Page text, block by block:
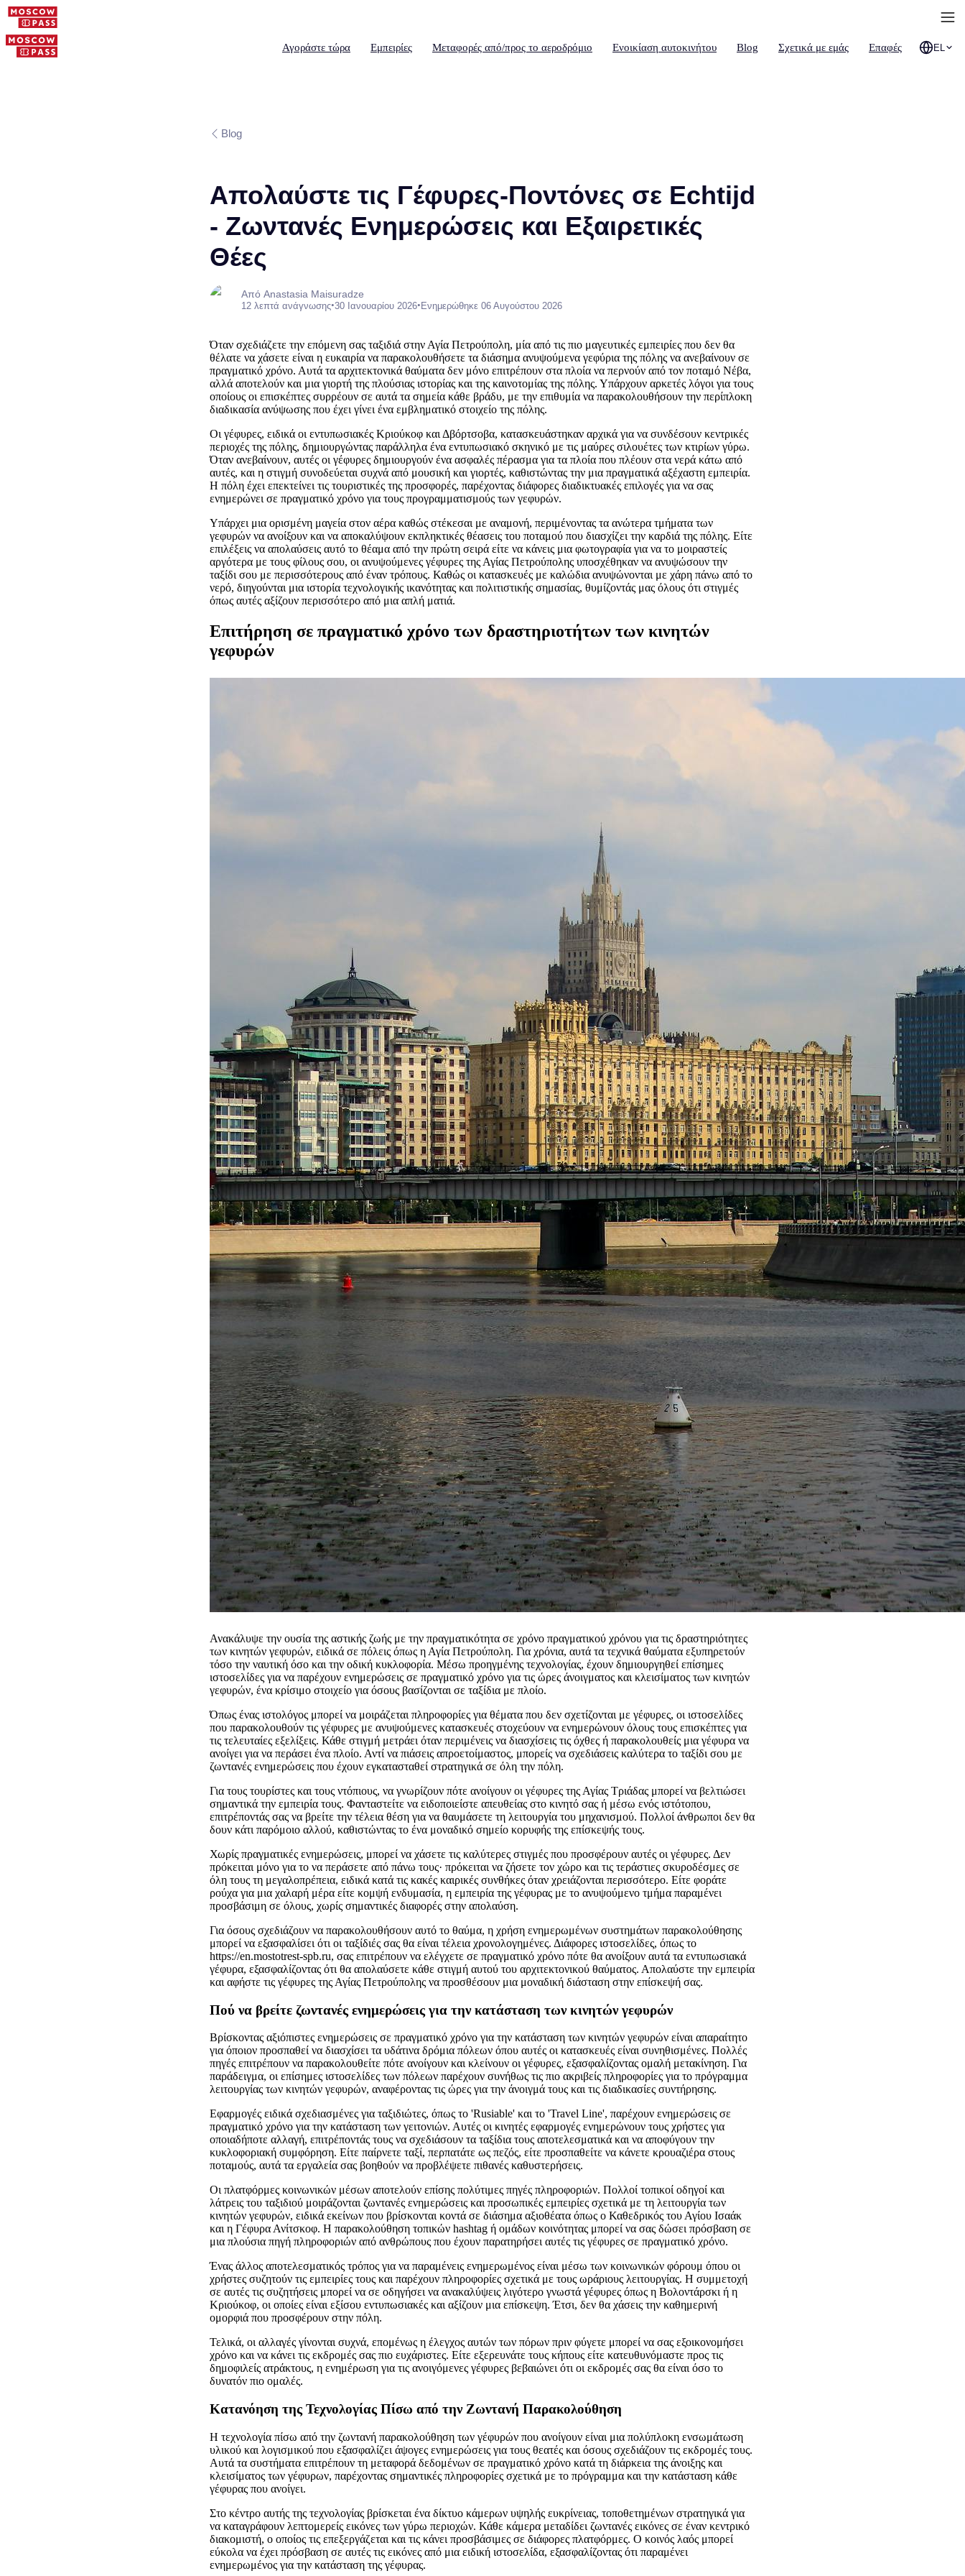
Αγοράστε τώρα Εμπειρίες Μεταφορές από/προς το αεροδρόμιο Ενοικίαση αυτοκινήτου Blog Σχετικά με εμάς Επαφές EL
Blog
Απολαύστε τις Γέφυρες-Ποντόνες σε Εchtijd
- Ζωντανές Ενημερώσεις και Εξαιρετικές
Θέες
Από Anastasia Maisuradze
12 λεπτά ανάγνωσης•30 Ιανουαρίου 2026•Ενημερώθηκε 06 Αυγούστου 2026
Όταν σχεδιάζετε την επόμενη σας ταξιδιά στην Αγία Πετρούπολη, μία από τις πιο μαγευτικές εμπειρίες που δεν θα
θέλατε να χάσετε είναι η ευκαιρία να παρακολουθήσετε τα διάσημα ανυψούμενα γεφύρια της πόλης να ανεβαίνουν σε
πραγματικό χρόνο. Αυτά τα αρχιτεκτονικά θαύματα δεν μόνο επιτρέπουν στα πλοία να περνούν από τον ποταμό Νέβα,
αλλά αποτελούν και μια γιορτή της πλούσιας ιστορίας και της καινοτομίας της πόλης. Υπάρχουν αρκετές λόγοι για τους
οποίους οι επισκέπτες συρρέουν σε αυτά τα σημεία κάθε βράδυ, με την επιθυμία να παρακολουθήσουν την περίπλοκη
διαδικασία ανύψωσης που έχει γίνει ένα εμβληματικό στοιχείο της πόλης.
Οι γέφυρες, ειδικά οι εντυπωσιακές Κριούκοφ και Δβόρτσοβα, κατασκευάστηκαν αρχικά για να συνδέσουν κεντρικές
περιοχές της πόλης, δημιουργώντας παράλληλα ένα εντυπωσιακό σκηνικό με τις μαύρες σιλουέτες των κτιρίων γύρω.
Όταν ανεβαίνουν, αυτές οι γέφυρες δημιουργούν ένα ασφαλές πέρασμα για τα πλοία που πλέουν στα νερά κάτω από
αυτές, και η στιγμή συνοδεύεται συχνά από μουσική και γιορτές, καθιστώντας την μια πραγματικά αξέχαστη εμπειρία.
Η πόλη έχει επεκτείνει τις τουριστικές της προσφορές, παρέχοντας διάφορες διαδικτυακές επιλογές για να σας
ενημερώνει σε πραγματικό χρόνο για τους προγραμματισμούς των γεφυρών.
Υπάρχει μια ορισμένη μαγεία στον αέρα καθώς στέκεσαι με αναμονή, περιμένοντας τα ανώτερα τμήματα των
γεφυρών να ανοίξουν και να αποκαλύψουν εκπληκτικές θέασεις του ποταμού που διασχίζει την καρδιά της πόλης. Είτε
επιλέξεις να απολαύσεις αυτό το θέαμα από την πρώτη σειρά είτε να κάνεις μια φωτογραφία για να το μοιραστείς
αργότερα με τους φίλους σου, οι ανυψούμενες γέφυρες της Αγίας Πετρούπολης υποσχέθηκαν να ανυψώσουν την
ταξίδι σου με περισσότερους από έναν τρόπους. Καθώς οι κατασκευές με καλώδια ανυψώνονται με χάρη πάνω από το
νερό, διηγούνται μια ιστορία τεχνολογικής ικανότητας και πολιτιστικής σημασίας, θυμίζοντάς μας όλους ότι στιγμές
όπως αυτές αξίζουν περισσότερο από μια απλή ματιά.
Επιτήρηση σε πραγματικό χρόνο των δραστηριοτήτων των κινητών
γεφυρών
Ανακάλυψε την ουσία της αστικής ζωής με την πραγματικότητα σε χρόνο πραγματικού χρόνου για τις δραστηριότητες
των κινητών γεφυρών, ειδικά σε πόλεις όπως η Αγία Πετρούπολη. Για χρόνια, αυτά τα τεχνικά θαύματα εξυπηρετούν
τόσο την ναυτική όσο και την οδική κυκλοφορία. Μέσω προηγμένης τεχνολογίας, έχουν δημιουργηθεί επίσημες
ιστοσελίδες για να παρέχουν ενημερώσεις σε πραγματικό χρόνο για τις ώρες άνοιγματος και κλεισίματος των κινητών
γεφυρών, ένα κρίσιμο στοιχείο για όσους βασίζονται σε ταξίδια με πλοίο.
Όπως ένας ιστολόγος μπορεί να μοιράζεται πληροφορίες για θέματα που δεν σχετίζονται με γέφυρες, οι ιστοσελίδες
που παρακολουθούν τις γέφυρες με ανυψούμενες κατασκευές στοχεύουν να ενημερώνουν όλους τους επισκέπτες για
τις τελευταίες εξελίξεις. Κάθε στιγμή μετράει όταν περιμένεις να διασχίσεις τις όχθες ή παρακολουθείς μια γέφυρα να
ανοίγει για να περάσει ένα πλοίο. Αντί να πιάσεις απροετοίμαστος, μπορείς να σχεδιάσεις καλύτερα το ταξίδι σου με
ζωντανές ενημερώσεις που έχουν εγκατασταθεί στρατηγικά σε όλη την πόλη.
Για τους τουρίστες και τους ντόπιους, να γνωρίζουν πότε ανοίγουν οι γέφυρες της Αγίας Τριάδας μπορεί να βελτιώσει
σημαντικά την εμπειρία τους. Φανταστείτε να ειδοποιείστε απευθείας στο κινητό σας ή μέσω ενός ιστότοπου,
επιτρέποντάς σας να βρείτε την τέλεια θέση για να θαυμάσετε τη λειτουργία του μηχανισμού. Πολλοί άνθρωποι δεν θα
δουν κάτι παρόμοιο αλλού, καθιστώντας το ένα μοναδικό σημείο κορυφής της επίσκεψής τους.
Χωρίς πραγματικές ενημερώσεις, μπορεί να χάσετε τις καλύτερες στιγμές που προσφέρουν αυτές οι γέφυρες. Δεν
πρόκειται μόνο για το να περάσετε από πάνω τους· πρόκειται να ζήσετε τον χώρο και τις τεράστιες σκυροδέσμες σε
όλη τους τη μεγαλοπρέπεια, ειδικά κατά τις κακές καιρικές συνθήκες όταν χρειάζονται περισσότερο. Είτε φοράτε
ρούχα για μια χαλαρή μέρα είτε κομψή ενδυμασία, η εμπειρία της γέφυρας με το ανυψούμενο τμήμα παραμένει
προσβάσιμη σε όλους, χωρίς σημαντικές διαφορές στην απολαύση.
Για όσους σχεδιάζουν να παρακολουθήσουν αυτό το θαύμα, η χρήση ενημερωμένων συστημάτων παρακολούθησης
μπορεί να εξασφαλίσει ότι οι ταξίδιές σας θα είναι τέλεια χρονολογημένες. Διάφορες ιστοσελίδες, όπως το
https://en.mostotrest-spb.ru, σας επιτρέπουν να ελέγχετε σε πραγματικό χρόνο πότε θα ανοίξουν αυτά τα εντυπωσιακά
γέφυρα, εξασφαλίζοντας ότι θα απολαύσετε κάθε στιγμή αυτού του αρχιτεκτονικού θαύματος. Απολαύστε την εμπειρία
και αφήστε τις γέφυρες της Αγίας Πετρούπολης να προσθέσουν μια μοναδική διάσταση στην επίσκεψή σας.
Πού να βρείτε ζωντανές ενημερώσεις για την κατάσταση των κινητών γεφυρών
Βρίσκοντας αξιόπιστες ενημερώσεις σε πραγματικό χρόνο για την κατάσταση των κινητών γεφυρών είναι απαραίτητο
για όποιον προσπαθεί να διασχίσει τα υδάτινα δρόμια πόλεων όπου αυτές οι κατασκευές είναι συνηθισμένες. Πολλές
πηγές επιτρέπουν να παρακολουθείτε πότε ανοίγουν και κλείνουν οι γέφυρες, εξασφαλίζοντας ομαλή μετακίνηση. Για
παράδειγμα, οι επίσημες ιστοσελίδες των πόλεων παρέχουν συνήθως τις πιο ακριβείς πληροφορίες για το πρόγραμμα
λειτουργίας των κινητών γεφυρών, αναφέροντας τις ώρες για την άνοιγμά τους και τις διαδικασίες συντήρησης.
Εφαρμογές ειδικά σχεδιασμένες για ταξιδιώτες, όπως το 'Rusiable' και το 'Travel Line', παρέχουν ενημερώσεις σε
πραγματικό χρόνο για την κατάσταση των γειτονιών. Αυτές οι κινητές εφαρμογές ενημερώνουν τους χρήστες για
οποιαδήποτε αλλαγή, επιτρέποντάς τους να σχεδιάσουν τα ταξίδια τους αποτελεσματικά και να αποφύγουν την
κυκλοφοριακή συμφόρηση. Είτε παίρνετε ταξί, περπατάτε ως πεζός, είτε προσπαθείτε να κάνετε κρουαζιέρα στους
ποταμούς, αυτά τα εργαλεία σας βοηθούν να προβλέψετε πιθανές καθυστερήσεις.
Οι πλατφόρμες κοινωνικών μέσων αποτελούν επίσης πολύτιμες πηγές πληροφοριών. Πολλοί τοπικοί οδηγοί και
λάτρεις του ταξιδιού μοιράζονται ζωντανές ενημερώσεις και προσωπικές εμπειρίες σχετικά με τη λειτουργία των
κινητών γεφυρών, ειδικά εκείνων που βρίσκονται κοντά σε διάσημα αξιοθέατα όπως ο Καθεδρικός του Αγίου Ισαάκ
και η Γέφυρα Ανίτσκοφ. Η παρακολούθηση τοπικών hashtag ή ομάδων κοινότητας μπορεί να σας δώσει πρόσβαση σε
μια πλούσια πηγή πληροφοριών από ανθρώπους που έχουν παρατηρήσει αυτές τις γέφυρες σε πραγματικό χρόνο.
Ένας άλλος αποτελεσματικός τρόπος για να παραμένεις ενημερωμένος είναι μέσω των κοινωνικών φόρουμ όπου οι
χρήστες συζητούν τις εμπειρίες τους και παρέχουν πληροφορίες σχετικά με τους ωράριους λειτουργίας. Η συμμετοχή
σε αυτές τις συζητήσεις μπορεί να σε οδηγήσει να ανακαλύψεις λιγότερο γνωστά γέφυρες όπως η Βολοντάρσκι ή η
Κριούκοφ, οι οποίες είναι εξίσου εντυπωσιακές και αξίζουν μια επίσκεψη. Έτσι, δεν θα χάσεις την καθημερινή
ομορφιά που προσφέρουν στην πόλη.
Τελικά, οι αλλαγές γίνονται συχνά, επομένως η έλεγχος αυτών των πόρων πριν φύγετε μπορεί να σας εξοικονομήσει
χρόνο και να κάνει τις εκδρομές σας πιο ευχάριστες. Είτε εξερευνάτε τους κήπους είτε κατευθυνόμαστε προς τις
δημοφιλείς ατράκτους, η ενημέρωση για τις ανοιγόμενες γέφυρες βεβαιώνει ότι οι εκδρομές σας θα είναι όσο το
δυνατόν πιο ομαλές.
Κατανόηση της Τεχνολογίας Πίσω από την Ζωντανή Παρακολούθηση
Η τεχνολογία πίσω από την ζωντανή παρακολούθηση των γέφυρών που ανοίγουν είναι μια πολύπλοκη ενσωμάτωση
υλικού και λογισμικού που εξασφαλίζει άψογες ενημερώσεις για τους θεατές και όσους σχεδιάζουν τις εκδρομές τους.
Αυτά τα συστήματα επιτρέπουν τη μεταφορά δεδομένων σε πραγματικό χρόνο κατά τη διάρκεια της άνοιξης και
κλεισίματος των γέφυρων, παρέχοντας σημαντικές πληροφορίες σχετικά με το πρόγραμμα και την κατάσταση κάθε
γέφυρας που ανοίγει.
Στο κέντρο αυτής της τεχνολογίας βρίσκεται ένα δίκτυο κάμερων υψηλής ευκρίνειας, τοποθετημένων στρατηγικά για
να καταγράφουν λεπτομερείς εικόνες των γύρω περιοχών. Κάθε κάμερα μεταδίδει ζωντανές εικόνες σε έναν κεντρικό
διακομιστή, ο οποίος τις επεξεργάζεται και τις κάνει προσβάσιμες σε διάφορες πλατφόρμες. Ο κοινός λαός μπορεί
εύκολα να έχει πρόσβαση σε αυτές τις εικόνες από μια ειδική ιστοσελίδα, εξασφαλίζοντας ότι παραμένει
ενημερωμένος για την κατάσταση της γέφυρας.